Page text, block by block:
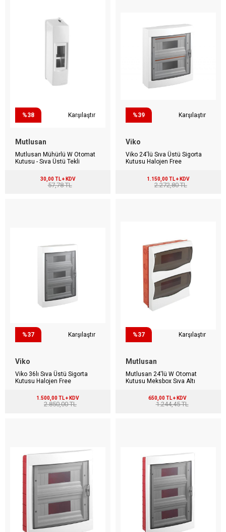
%38 Karşılaştır
Mutlusan
Mutlusan Mühürlü W Otomat
Kutusu - Sıva Üstü Tekli
30,00 TL + KDV
57,78 TL
%39 Karşılaştır
Viko
Viko 24'lü Sıva Üstü Sigorta
Kutusu Halojen Free
1.150,00 TL + KDV
2.272,80 TL
%37 Karşılaştır
Viko
Viko 36lı Sıva Üstü Sigorta
Kutusu Halojen Free
1.500,00 TL + KDV
2.850,00 TL
%37 Karşılaştır
Mutlusan
Mutlusan 24'lü W Otomat
Kutusu Meksbox Sıva Altı
650,00 TL + KDV
1.244,45 TL